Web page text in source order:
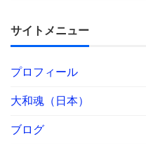
サイトメニュー
プロフィール
大和魂（日本）
ブログ